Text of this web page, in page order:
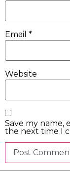
Email *
Website
Save my name,
the next time I